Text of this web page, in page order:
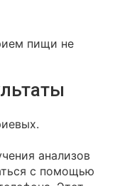
пищи не
анализов
с помощью